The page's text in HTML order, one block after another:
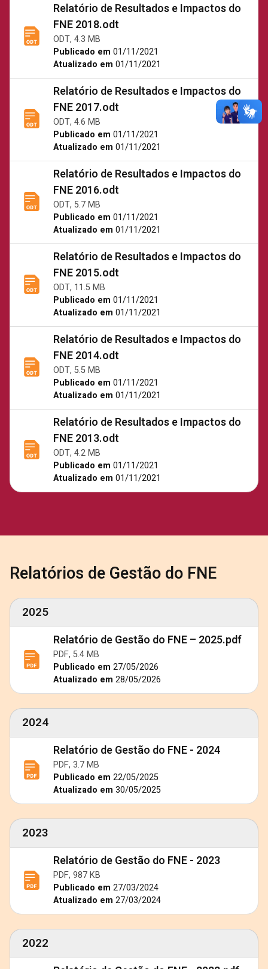
Relatório de Resultados e Impactos do
FNE 2018.odt
ODT, 4.3 MB
Publicado em 01/11/2021
Atualizado em 01/11/2021
Relatório de Resultados e Impactos do
FNE 2017.odt
ODT, 4.6 MB
Publicado em 01/11/2021
Atualizado em 01/11/2021
Relatório de Resultados e Impactos do
FNE 2016.odt
ODT, 5.7 MB
Publicado em 01/11/2021
Atualizado em 01/11/2021
Relatório de Resultados e Impactos do
FNE 2015.odt
ODT, 11.5 MB
Publicado em 01/11/2021
Atualizado em 01/11/2021
Relatório de Resultados e Impactos do
FNE 2014.odt
ODT, 5.5 MB
Publicado em 01/11/2021
Atualizado em 01/11/2021
Relatório de Resultados e Impactos do
FNE 2013.odt
ODT, 4.2 MB
Publicado em 01/11/2021
Atualizado em 01/11/2021
Relatórios de Gestão do FNE
2025
Relatório de Gestão do FNE – 2025.pdf
PDF, 5.4 MB
Publicado em 27/05/2026
Atualizado em 28/05/2026
2024
Relatório de Gestão do FNE - 2024
PDF, 3.7 MB
Publicado em 22/05/2025
Atualizado em 30/05/2025
2023
Relatório de Gestão do FNE - 2023
PDF, 987 KB
Publicado em 27/03/2024
Atualizado em 27/03/2024
2022